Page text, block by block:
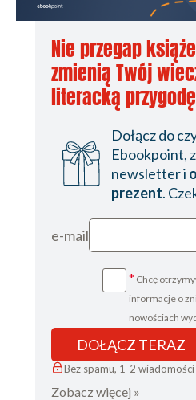
Nie przegap
zmienią Twój
literacką
Dołącz do
Ebookpoint,
newsletter i
prezent.
e-mail
* Chcę
informacje o
nowościach
DOŁĄCZ TERAZ
Bez spamu, 1-2
Zobacz więcej »